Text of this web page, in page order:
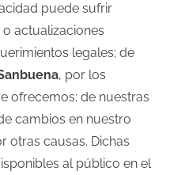
puede sufrir
actualizaciones
legales; de
, por los
ofrecemos; de nuestras
cambios en nuestro
otras causas. Dichas
al público en el